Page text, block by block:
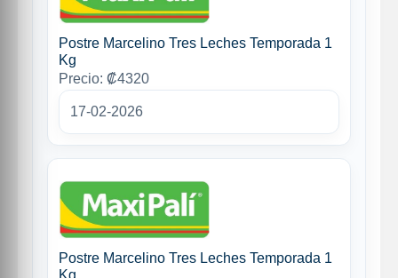
Postre Marcelino Tres Leches Temporada 1
Kg
Precio: ₡4320
17-02-2026
Postre Marcelino Tres Leches Temporada 1
Kg